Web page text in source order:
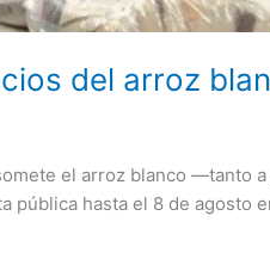
del arroz
el arroz blanco —tanto
hasta el 8 de agosto